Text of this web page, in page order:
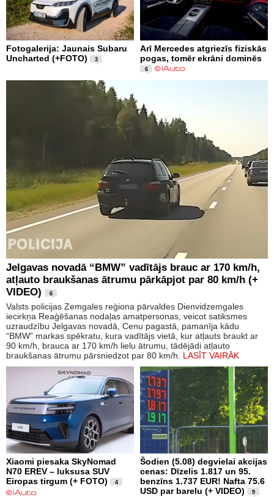
Fotogalerija: Jaunais Subaru
Uncharted (+FOTO)
3
Arī Mercedes atgriezīs fiziskās
pogas, tomēr ekrāni dominēs
6
Jelgavas novadā “BMW” vadītājs brauc ar 170 km/h,
atļauto braukšanas ātrumu pārkāpjot par 80 km/h (+
VIDEO)
6
Valsts policijas Zemgales reģiona pārvaldes Dienvidzemgales
iecirkņa Reaģēšanas nodaļas amatpersonas, veicot satiksmes
uzraudzību Jelgavas novadā, Cenu pagastā, pamanīja kādu
“BMW” markas spēkratu, kura vadītājs vietā, kur atļauts braukt ar
90 km/h, brauca ar 170 km/h lielu ātrumu, tādējādi atļauto
braukšanas ātrumu pārsniedzot par 80 km/h. LASĪT VAIRĀK
Xiaomi piesaka SkyNomad
N70 EREV – luksusa SUV
Eiropas tirgum (+ FOTO)
4
Šodien (5.08) degvielai akcijas
cenas: Dīzelis 1.817 un 95.
benzīns 1.737 EUR! Nafta 75.6
USD par barelu (+ VIDEO)
9